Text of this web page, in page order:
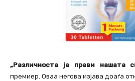
„Различноста ја прави нашата
премиер. Оваа негова изјава доаѓа